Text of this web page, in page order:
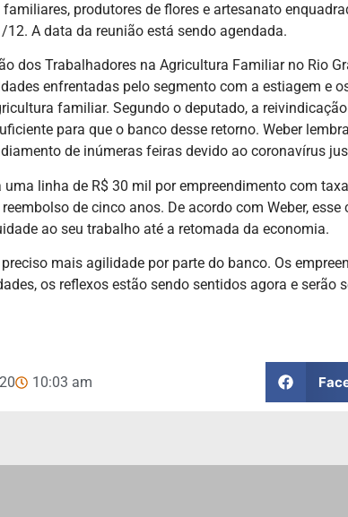
produtores de flores e artesanato
12. A data da reunião está sendo agendada.
dos Trabalhadores na Agricultura Familiar no Rio
enfrentadas pelo segmento com a estiagem e
familiar. Segundo o deputado, a
para que o banco desse retorno. Weber
de inúmeras feiras devido ao coronavírus
linha de R$ 30 mil por empreendimento com
de cinco anos. De acordo com Weber,
ao seu trabalho até a retomada da economia.
mais agilidade por parte do banco. Os
os reflexos estão sendo sentidos agora e serão
10:03 am